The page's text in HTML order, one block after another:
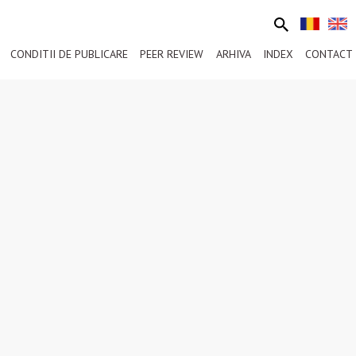
CONDITII DE PUBLICARE PEER REVIEW ARHIVA INDEX CONTACT